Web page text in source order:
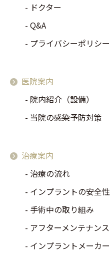
ドクター
Q&A
プライバシーポリシー
医院案内
院内紹介（設備）
当院の感染予防対策
治療案内
治療の流れ
インプラントの安全性
手術中の取り組み
アフターメンテナンス
インプラントメーカー